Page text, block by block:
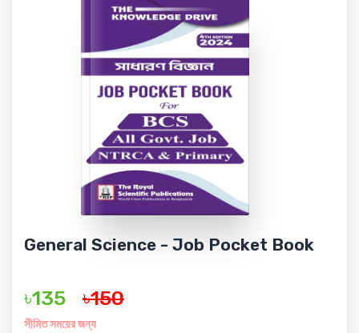
General Science - Job Pocket Book
৳135 ৳150
সীমিত সময়ের জন্য